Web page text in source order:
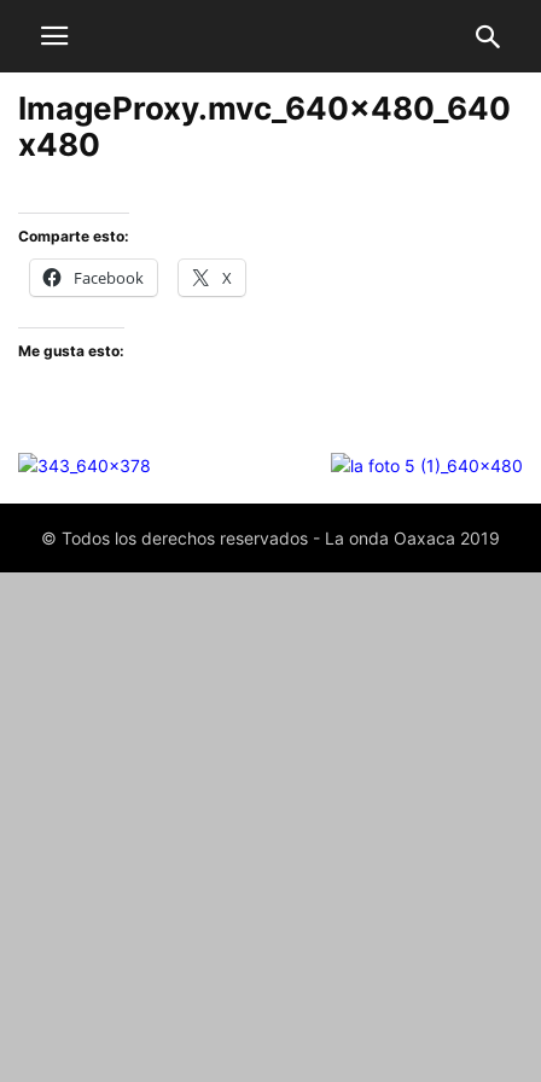
ImageProxy.mvc_640x480_640
x480
Comparte esto:
Facebook X
Me gusta esto:
© Todos los derechos reservados - La onda Oaxaca 2019